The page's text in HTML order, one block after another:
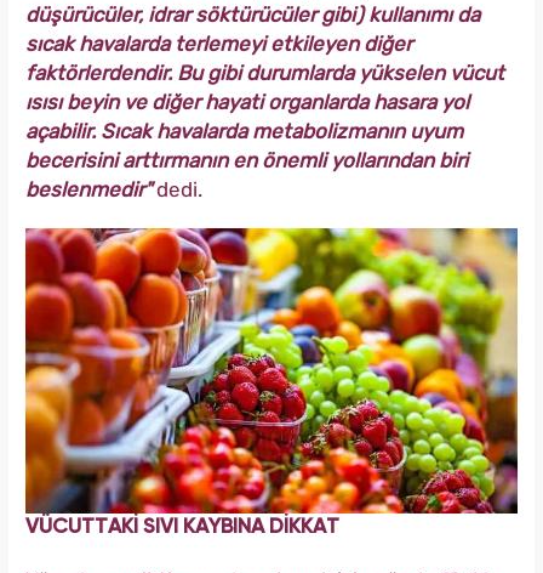
düşürücüler, idrar söktürücüler gibi) kullanımı da
sıcak havalarda terlemeyi etkileyen diğer
faktörlerdendir. Bu gibi durumlarda yükselen vücut
ısısı beyin ve diğer hayati organlarda hasara yol
açabilir. Sıcak havalarda metabolizmanın uyum
becerisini arttırmanın en önemli yollarından biri
beslenmedir"dedi.
VÜCUTTAKİ SIVI KAYBINA DİKKAT